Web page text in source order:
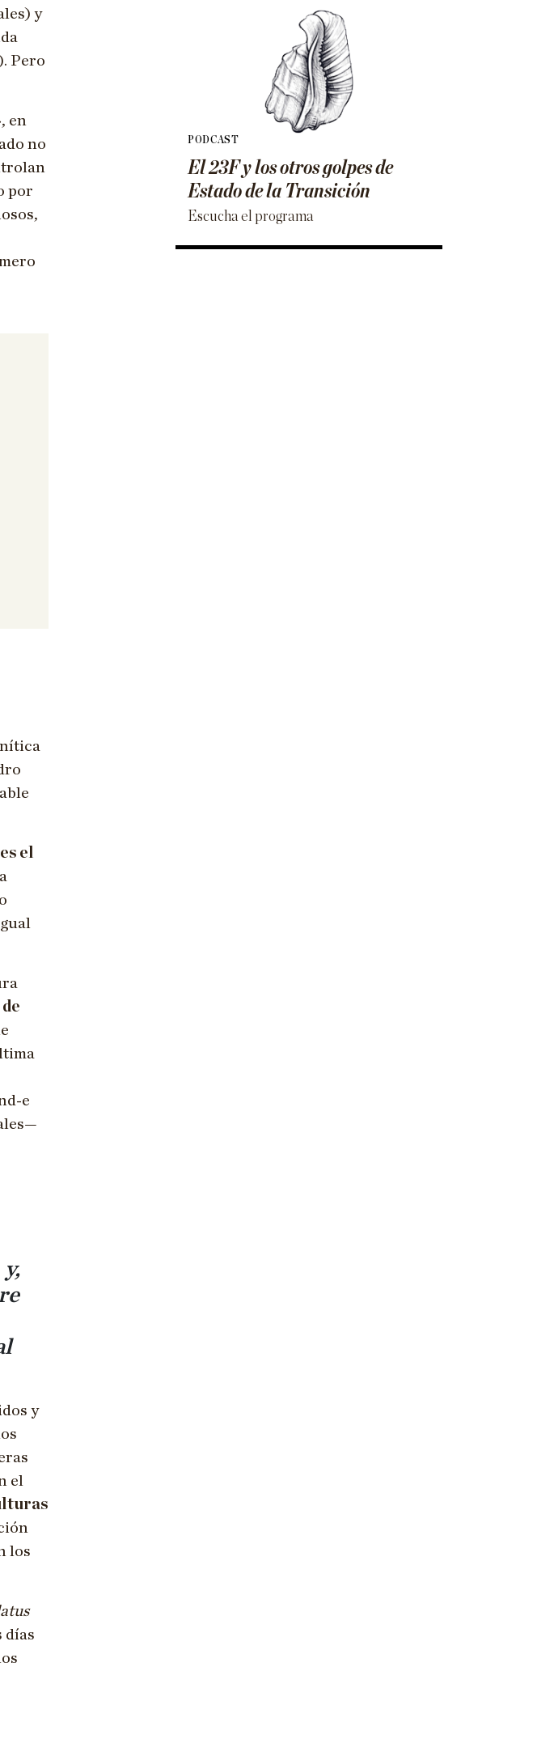
y
Pero
en
no
por
el
e
y
el
los
días
PODCAST
El 23F y los otros golpes de
Estado de la Transición
Escucha el programa